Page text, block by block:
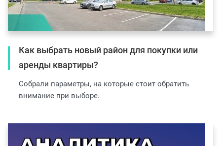
Как выбрать новый район для покупки или
аренды квартиры?
Собрали параметры, на которые стоит обратить
внимание при выборе.